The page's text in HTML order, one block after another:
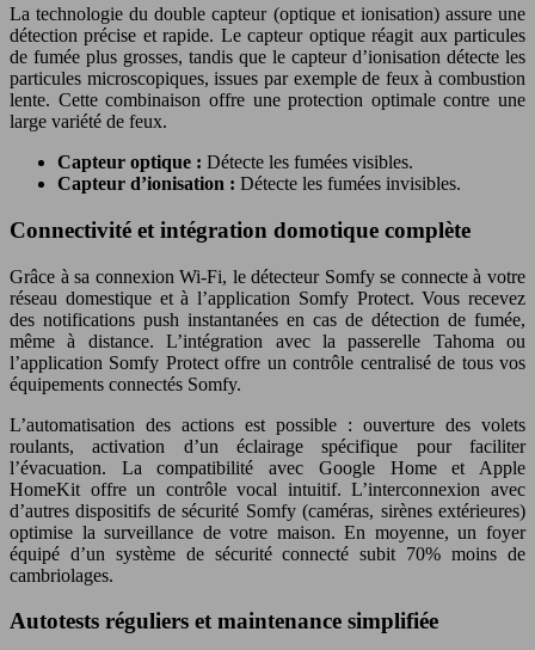
La technologie du double capteur (optique et ionisation) assure une
détection précise et rapide. Le capteur optique réagit aux particules
de fumée plus grosses, tandis que le capteur d’ionisation détecte les
particules microscopiques, issues par exemple de feux à combustion
lente. Cette combinaison offre une protection optimale contre une
large variété de feux.
Capteur optique : Détecte les fumées visibles.
Capteur d’ionisation : Détecte les fumées invisibles.
Connectivité et intégration domotique complète
Grâce à sa connexion Wi-Fi, le détecteur Somfy se connecte à votre
réseau domestique et à l’application Somfy Protect. Vous recevez
des notifications push instantanées en cas de détection de fumée,
même à distance. L’intégration avec la passerelle Tahoma ou
l’application Somfy Protect offre un contrôle centralisé de tous vos
équipements connectés Somfy.
L’automatisation des actions est possible : ouverture des volets
roulants, activation d’un éclairage spécifique pour faciliter
l’évacuation. La compatibilité avec Google Home et Apple
HomeKit offre un contrôle vocal intuitif. L’interconnexion avec
d’autres dispositifs de sécurité Somfy (caméras, sirènes extérieures)
optimise la surveillance de votre maison. En moyenne, un foyer
équipé d’un système de sécurité connecté subit 70% moins de
cambriolages.
Autotests réguliers et maintenance simplifiée